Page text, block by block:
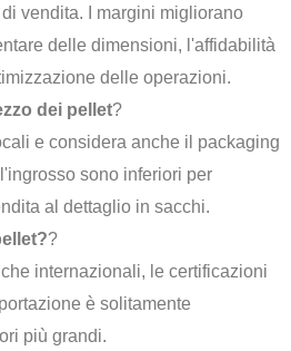
vendita. I margini migliorano
delle dimensioni, l'affidabilità
delle operazioni.
dei pellet?
e considera anche il packaging
sono inferiori per
al dettaglio in sacchi.
?
internazionali, le certificazioni
è solitamente
più grandi.